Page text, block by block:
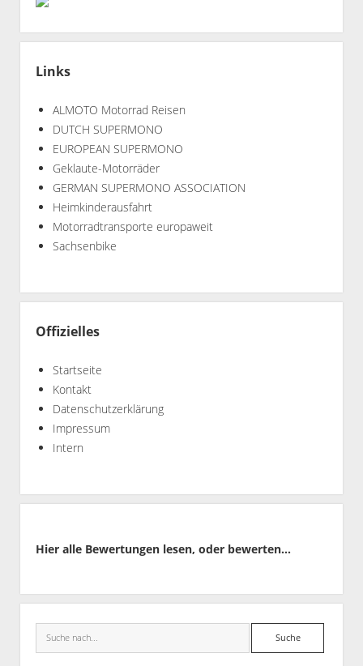
Links
ALMOTO Motorrad Reisen
DUTCH SUPERMONO
EUROPEAN SUPERMONO
Geklaute-Motorräder
GERMAN SUPERMONO ASSOCIATION
Heimkinderausfahrt
Motorradtransporte europaweit
Sachsenbike
Offizielles
Startseite
Kontakt
Datenschutzerklärung
Impressum
Intern
Hier alle Bewertungen lesen, oder bewerten...
Suche